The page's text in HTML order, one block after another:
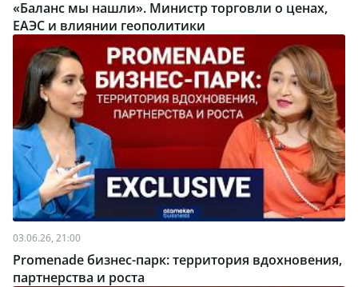
«Баланс мы нашли». Министр торговли о ценах,
ЕАЭС и влиянии геополитики
03.06.26, 21:00
Promenade бизнес-парк: территория вдохновения,
партнерства и роста